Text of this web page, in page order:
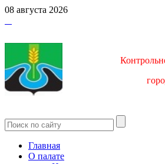
08 августа 2026
Главная
О палате